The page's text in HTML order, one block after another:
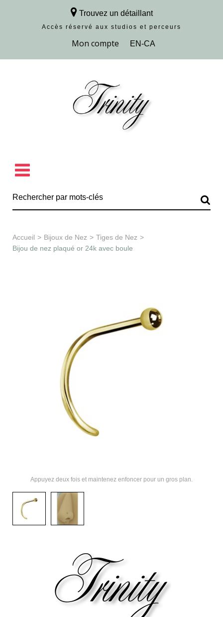
Trouvez un détaillant
Accès réservé aux studios et perceurs
Découvrir la collection
Accueil > Bijoux de Nez > Tiges de Nez >
Bijou de nez plaqué or 24k avec boule
Appuyez deux fois et maintenez enfoncer pour un gros plan.